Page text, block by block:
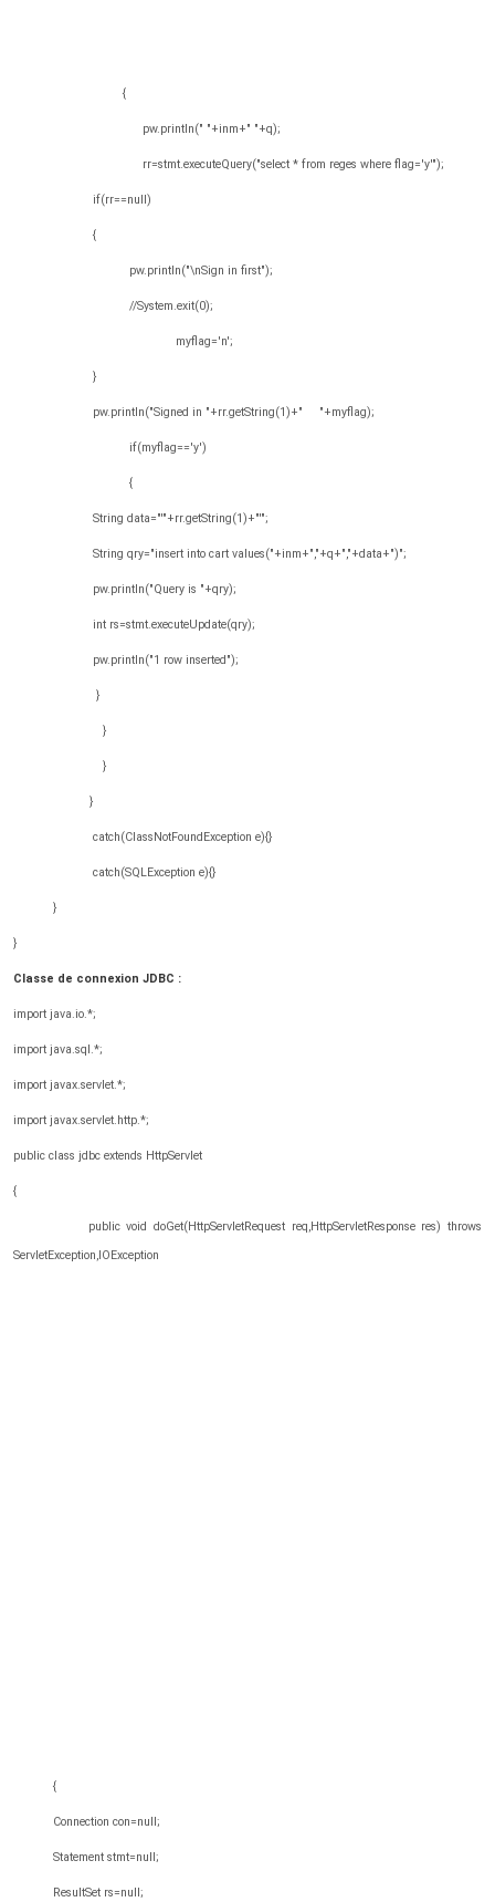
{
pw.println(" "+inm+" "+q);
rr=stmt.executeQuery("select * from reges where flag='y'");
if(rr==null)
{
pw.println("\nSign in first");
//System.exit(0);
myflag='n';
}
pw.println("Signed in "+rr.getString(1)+" "+myflag);
if(myflag=='y')
{
String data="'"+rr.getString(1)+"'";
String qry="insert into cart values("+inm+","+q+","+data+")";
pw.println("Query is "+qry);
int rs=stmt.executeUpdate(qry);
pw.println("1 row inserted");
}
}
}
}
catch(ClassNotFoundException e){}
catch(SQLException e){}
}
}
Classe de connexion JDBC :
import java.io.*;
import java.sql.*;
import javax.servlet.*;
import javax.servlet.http.*;
public class jdbc extends HttpServlet
{
public void doGet(HttpServletRequest req,HttpServletResponse res) throws
ServletException,IOException
{
Connection con=null;
Statement stmt=null;
ResultSet rs=null;